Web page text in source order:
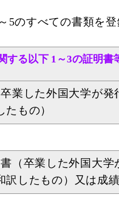
5のすべての書類を
する以下 1～3の証明書
業した外国大学が発
たもの）
書（卒業した外国大
訳したもの）又は成